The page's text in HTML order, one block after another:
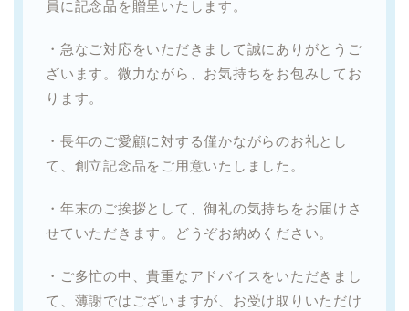
員に記念品を贈呈いたします。
・急なご対応をいただきまして誠にありがとうご
ざいます。微力ながら、お気持ちをお包みしてお
ります。
・長年のご愛顧に対する僅かながらのお礼とし
て、創立記念品をご用意いたしました。
・年末のご挨拶として、御礼の気持ちをお届けさ
せていただきます。どうぞお納めください。
・ご多忙の中、貴重なアドバイスをいただきまし
て、薄謝ではございますが、お受け取りいただけ